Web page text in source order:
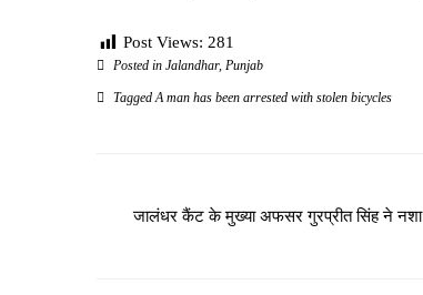
Post Views: 281
Posted in Jalandhar, Punjab
TaggedA man has been arrested with stolen bicycles
जालंधर कैंट के मुख्या अफसर गुरप्रीत सिंह ने नशा